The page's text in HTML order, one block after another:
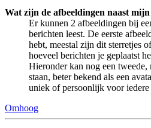
Wat zijn de afbeeldingen naast
Er kunnen 2 afbeeldingen bij
berichten leest. De eerste
hebt, meestal zijn dit sterretjes
hoeveel berichten je geplaatst
Hieronder kan nog een tweede,
staan, beter bekend als een
uniek of persoonlijk voor iedere
Omhoog